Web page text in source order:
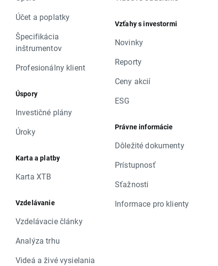
Účet a poplatky
Špecifikácia
inštrumentov
Profesionálny klient
Úspory
Investičné plány
Úroky
Karta a platby
Karta XTB
Vzdelávanie
Vzdelávacie články
Analýza trhu
Videá a živé vysielania
Vzťahy s investormi
Novinky
Reporty
Ceny akcií
ESG
Právne informácie
Dôležité dokumenty
Prístupnosť
Sťažnosti
Informace pro klienty